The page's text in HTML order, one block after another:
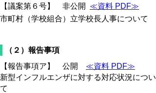
【議案第６号】 非公開 ≪資料 PDF≫
市町村（学校組合）立学校長人事について
（２）報告事項
【報告事項ア】 公開 ≪資料 PDF≫
新型インフルエンザに対する対応状況につい
て